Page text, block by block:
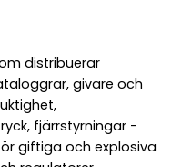
distribuerar
givare och
fjärrstyrningar -
giftiga och explosiva